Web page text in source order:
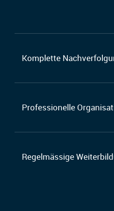
Komplette
Professionelle
Regelmässige